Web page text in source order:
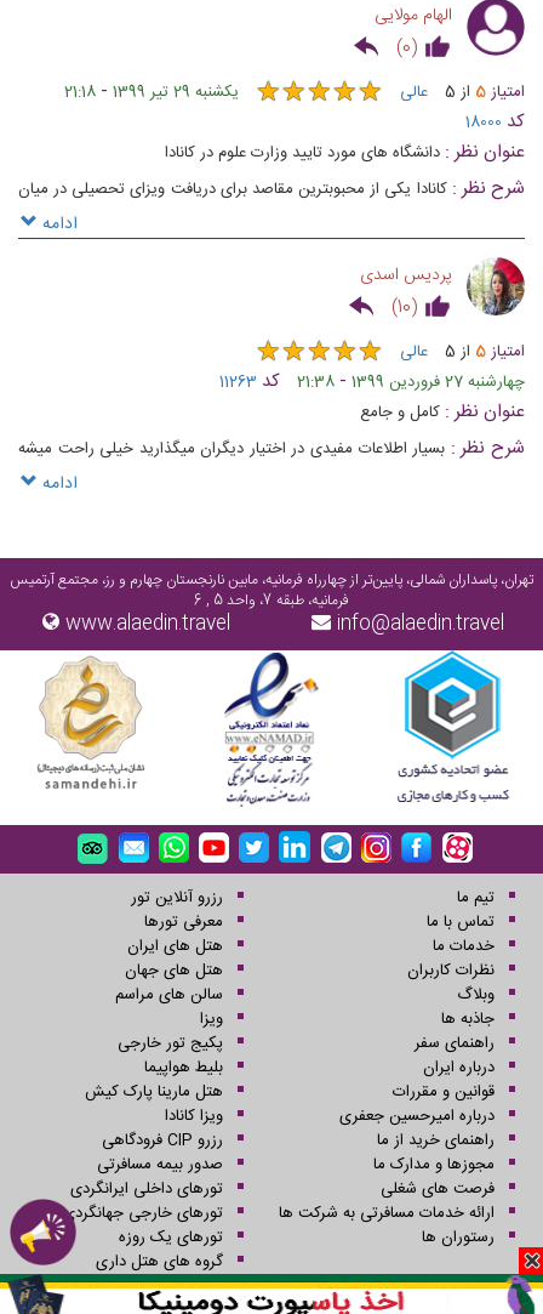
الهام مولایی
(
0
)
امتیاز5 از 5 عالی ★★★★★
★★★★★ یکشنبه 29 تیر 1399 -
21:18
کد 18000
عنوان نظر : دانشگاه های مورد تایید وزارت علوم در کانادا
شرح نظر : کانادا یکی از محبوبترین مقاصد برای دریافت ویزای تحصیلی در میان
ادامه
پردیس اسدی
(
10
)
امتیاز5 از 5 عالی ★★★★★
★★★★★
چهارشنبه 27 فروردین 1399 -
21:38 کد 11263
عنوان نظر : کامل و جامع
شرح نظر : بسیار اطلاعات مفیدی در اختیار دیگران میگذارید خیلی راحت میشه
ادامه
تهران، پاسداران شمالی، پایین‌تر از چهارراه فرمانیه، مابین نارنجستان چهارم و رز، مجتمع آرتمیس
فرمانیه، طبقه 7، واحد 5 , 6
info@alaedin.travel
www.alaedin.travel
تیم ما
تماس با ما
خدمات ما
نظرات کاربران
وبلاگ
جاذبه ها
راهنمای سفر
درباره ایران
قوانین و مقررات
درباره امیرحسین جعفری
راهنمای خرید از ما
مجوزها و مدارک ما
فرصت های شغلی
ارائه خدمات مسافرتی به شرکت ها
رستوران ها
رزرو آنلاین تور
معرفی تورها
هتل های ایران
هتل های جهان
سالن های مراسم
ویزا
پکیج تور خارجی
بلیط هواپیما
هتل مارینا پارک کیش
ویزا کانادا
رزرو CIP فرودگاهی
صدور بیمه مسافرتی
تورهای داخلی ایرانگردی
تورهای خارجی جهانگردی
تورهای یک روزه
گروه های هتل داری